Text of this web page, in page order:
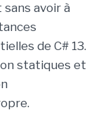
avoir à
de C# 13.
statiques et